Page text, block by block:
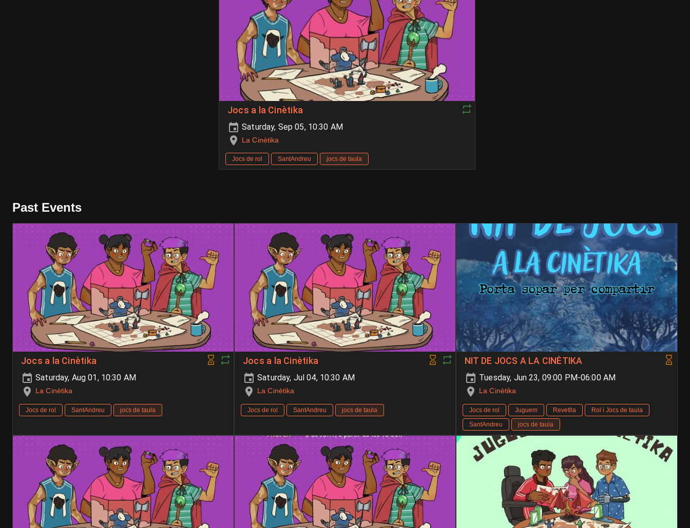
Jocs a la Cinètika
Saturday, Sep 05, 10:30 AM
La Cinètika
Jocs de rol SantAndreu jocs de taula
Past Events
Jocs a la Cinètika
Saturday, Aug 01, 10:30 AM
La Cinètika
Jocs de rol SantAndreu jocs de taula
Jocs a la Cinètika
Saturday, Jul 04, 10:30 AM
La Cinètika
Jocs de rol SantAndreu jocs de taula
NIT DE JOCS A LA CINÈTIKA
Tuesday, Jun 23, 09:00 PM-06:00 AM
La Cinètika
Jocs de rol Juguem Revetlla
Rol i Jocs de taula
SantAndreu
jocs de taula